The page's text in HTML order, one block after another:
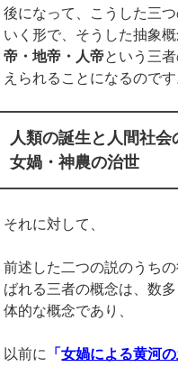
後になって、こうした三
いく形で、そうした抽象
帝・地帝・人帝という三
えられることになるのです
人類の誕生と人間社会
女媧・神農の治世
それに対して、
前述した二つの説のうち
ばれる三者の概念は、数
体的な概念であり、
以前に 「女媧による黄河